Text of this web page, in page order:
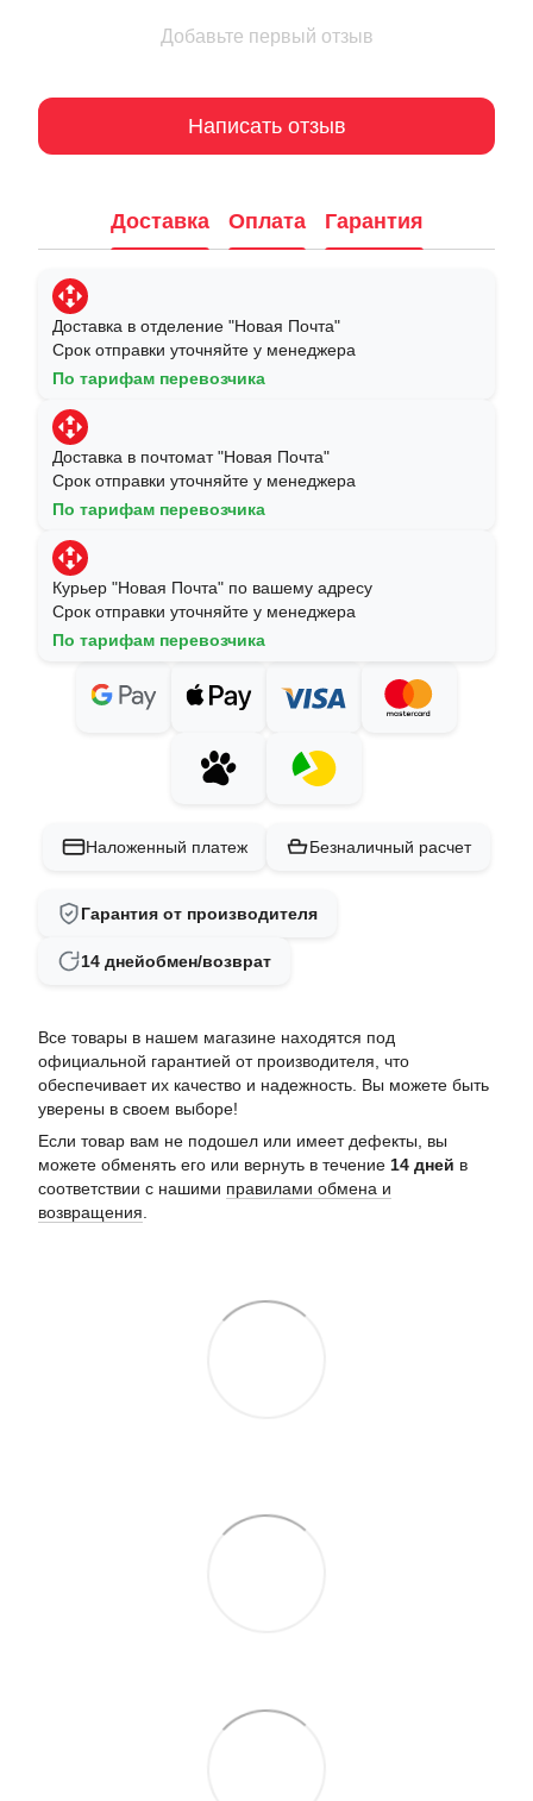
Добавьте первый отзыв
Написать отзыв
Доставка Оплата Гарантия
Доставка в отделение "Новая Почта"
Срок отправки уточняйте у менеджера
По тарифам перевозчика
Доставка в почтомат "Новая Почта"
Срок отправки уточняйте у менеджера
По тарифам перевозчика
Курьер "Новая Почта" по вашему адресу
Срок отправки уточняйте у менеджера
По тарифам перевозчика
Наложенный платеж Безналичный расчет
Гарантия от производителя
14 днейобмен/возврат
Все товары в нашем магазине находятся под
официальной гарантией от производителя, что
обеспечивает их качество и надежность. Вы можете быть
уверены в своем выборе!
Если товар вам не подошел или имеет дефекты, вы
можете обменять его или вернуть в течение 14 дней в
соответствии с нашими правилами обмена и
возвращения